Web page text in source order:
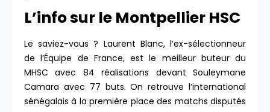
L’info sur le Montpellier HSC
Le saviez-vous ? Laurent Blanc, l’ex-sélectionneur
de l’Équipe de France, est le meilleur buteur du
MHSC avec 84 réalisations devant Souleymane
Camara avec 77 buts. On retrouve l’international
sénégalais à la première place des matchs disputés